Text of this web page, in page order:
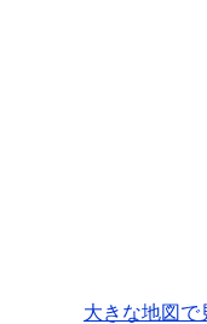
大きな地図で